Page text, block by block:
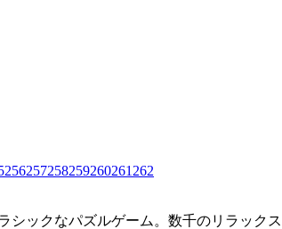
256257258259260261 262
ックなパズルゲーム。数千のリラック